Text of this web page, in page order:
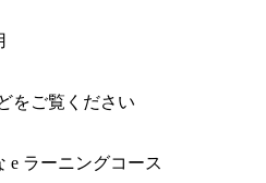
をご覧ください
e ラーニングコース